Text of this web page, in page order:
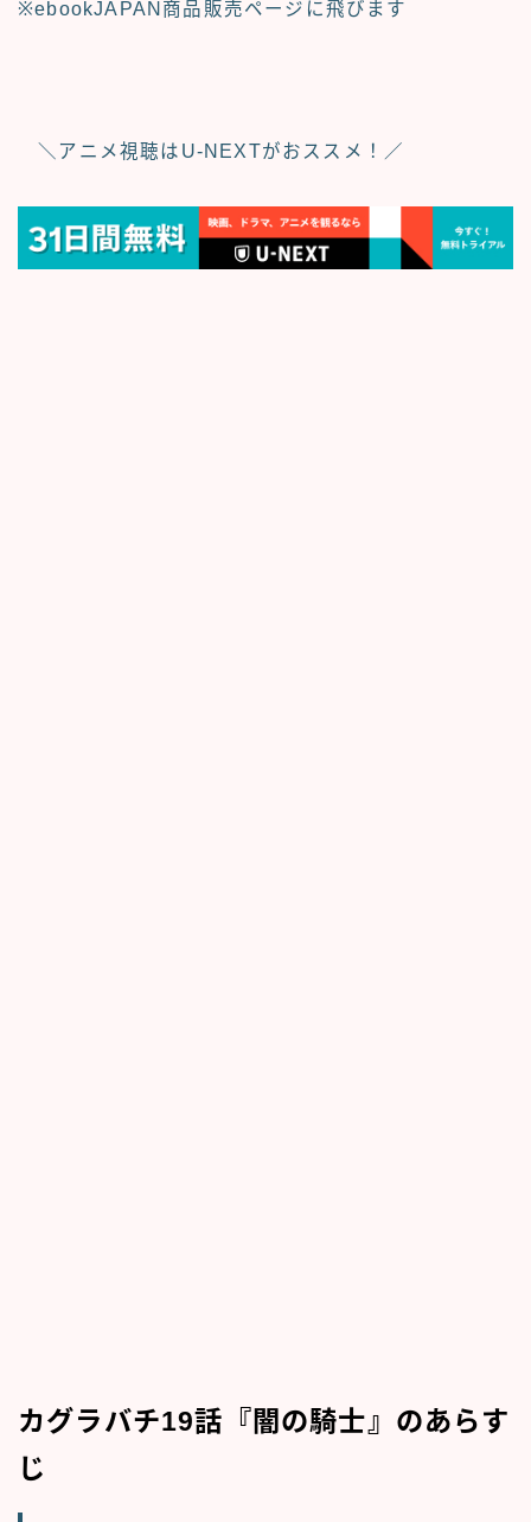
※ebookJAPAN商品販売ページに飛びます
＼アニメ視聴はU‐NEXTがおススメ！／
カグラバチ19話『闇の騎士』のあらす
じ